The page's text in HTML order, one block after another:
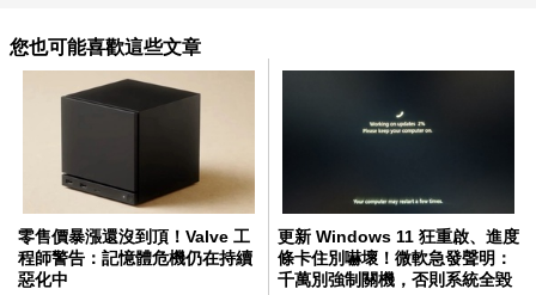
您也可能喜歡這些文章
零售價暴漲還沒到頂！Valve 工
程師警告：記憶體危機仍在持續
惡化中
更新 Windows 11 狂重啟、進度
條卡住別嚇壞！微軟急發聲明：
千萬別強制關機，否則系統全毀